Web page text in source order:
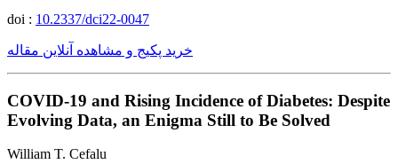
doi : 10.2337/dci22-0047
خرید پکیج و مشاهده آنلاین مقاله
COVID-19 and Rising Incidence of Diabetes: Despite
Evolving Data, an Enigma Still to Be Solved
William T. Cefalu